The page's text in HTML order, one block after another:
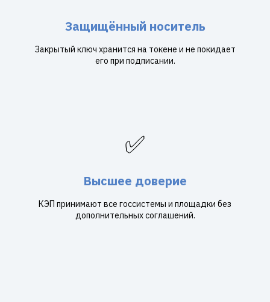
Защищённый носитель
Закрытый ключ хранится на токене и не покидает
его при подписании.
✅
Высшее доверие
КЭП принимают все госсистемы и площадки без
дополнительных соглашений.